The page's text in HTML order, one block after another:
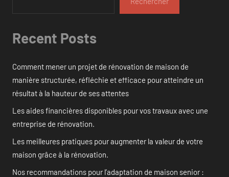
Recent Posts
Comment mener un projet de rénovation de maison de
manière structurée, réfléchie et efficace pour atteindre un
résultat à la hauteur de ses attentes
Les aides financières disponibles pour vos travaux avec une
entreprise de rénovation.
Les meilleures pratiques pour augmenter la valeur de votre
maison grâce à la rénovation.
Nos recommandations pour l’adaptation de maison senior :